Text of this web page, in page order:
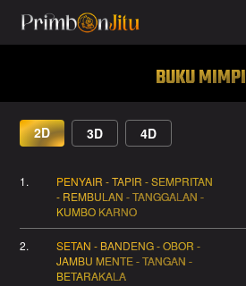
BUKU MIMPI
2D 3D 4D
1.
PENYAIR - TAPIR - SEMPRITAN
- REMBULAN - TANGGALAN -
KUMBO KARNO
2.
SETAN - BANDENG - OBOR -
JAMBU MENTE - TANGAN -
BETARAKALA